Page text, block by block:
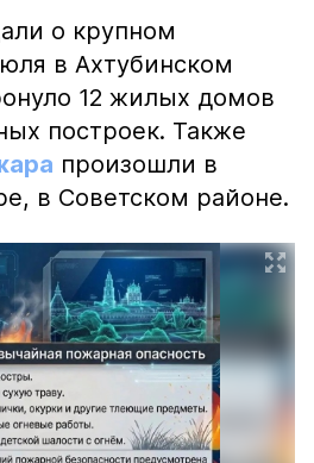
о крупном
в Ахтубинском
12 жилых домов
построек. Также
произошли в
в Советском районе.